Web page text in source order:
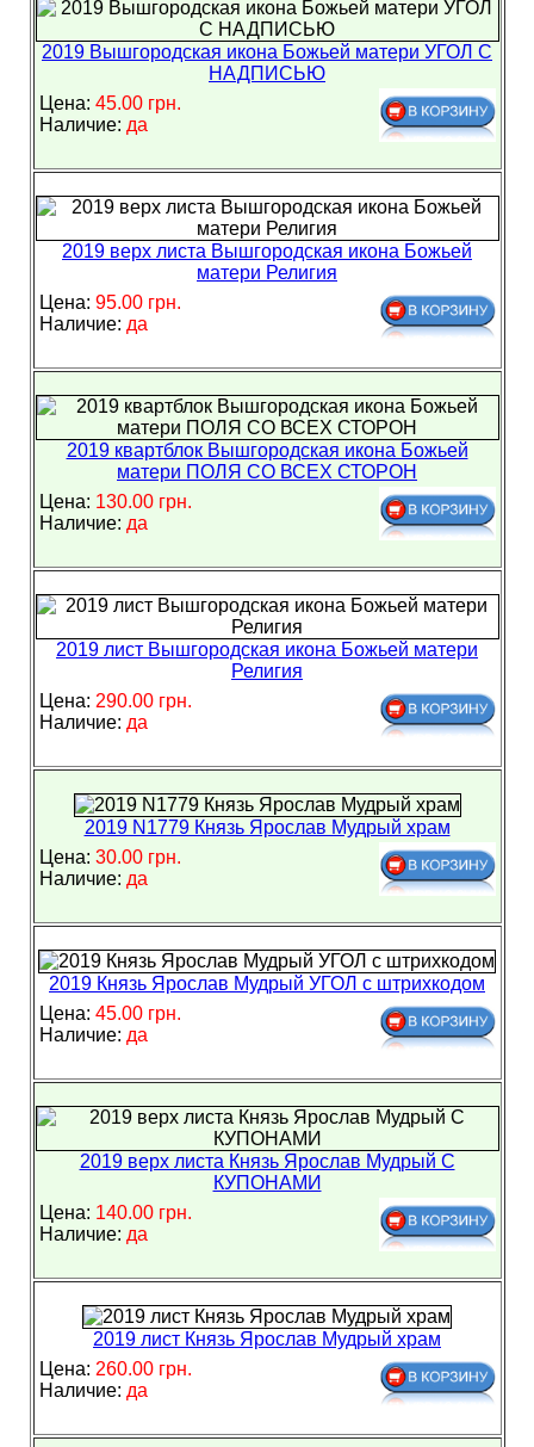
2019 Вышгородская икона Божьей матери УГОЛ С
НАДПИСЬЮ
Цена: 45.00 грн.
Наличие: да
2019 верх листа Вышгородская икона Божьей
матери Религия
Цена: 95.00 грн.
Наличие: да
2019 квартблок Вышгородская икона Божьей
матери ПОЛЯ СО ВСЕХ СТОРОН
Цена: 130.00 грн.
Наличие: да
2019 лист Вышгородская икона Божьей матери
Религия
Цена: 290.00 грн.
Наличие: да
2019 N1779 Князь Ярослав Мудрый храм
Цена: 30.00 грн.
Наличие: да
2019 Князь Ярослав Мудрый УГОЛ с штрихкодом
Цена: 45.00 грн.
Наличие: да
2019 верх листа Князь Ярослав Мудрый С
КУПОНАМИ
Цена: 140.00 грн.
Наличие: да
2019 лист Князь Ярослав Мудрый храм
Цена: 260.00 грн.
Наличие: да